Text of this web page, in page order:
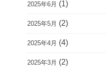
2025年6月 (1)
2025年5月 (2)
2025年4月 (4)
2025年3月 (2)